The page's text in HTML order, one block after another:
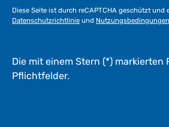
Diese Seite ist durch reCAPTCHA geschützt und
Datenschutzrichtlinie und Nutzungsbedingungen
Die mit einem Stern (*) markierten
Pflichtfelder.